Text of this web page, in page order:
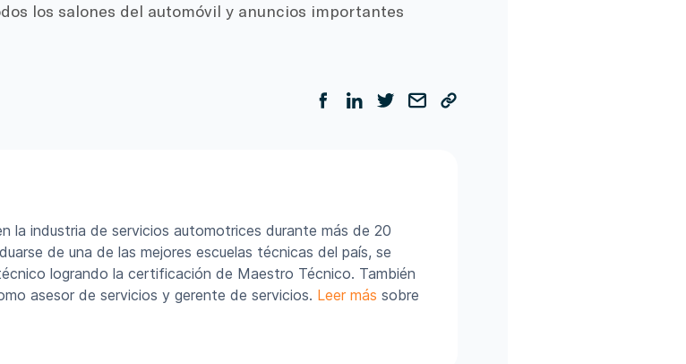
los salones del automóvil y anuncios importantes
la industria de servicios automotrices durante más de 20
de una de las mejores escuelas técnicas del país, se
logrando la certificación de Maestro Técnico. También
asesor de servicios y gerente de servicios. Leer más sobre